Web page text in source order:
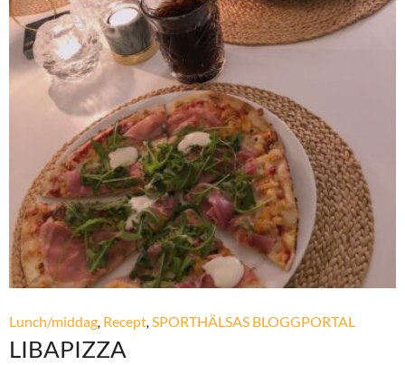
Lunch/middag, Recept,SPORTHÄLSAS BLOGGPORTAL
LIBAPIZZA